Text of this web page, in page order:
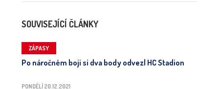
SOUVISEJÍCÍ ČLÁNKY
ZÁPASY
Po náročném boji si dva body odvezl HC Stadion
PONDĚLÍ 20.12.2021